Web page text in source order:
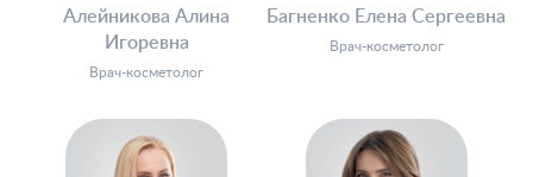
Алейникова Алина
Игоревна
Врач-косметолог
Багненко Елена Сергеевна
Врач-косметолог